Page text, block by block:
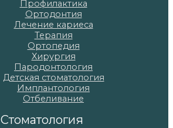
Профилактика
Ортодонтия
Лечение кариеса
Терапия
Ортопедия
Хирургия
Пародонтология
Детская стоматология
Имплантология
Отбеливание
Стоматология